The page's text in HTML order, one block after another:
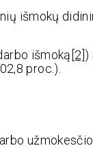
išmokų
išmoką [2] )
proc.).